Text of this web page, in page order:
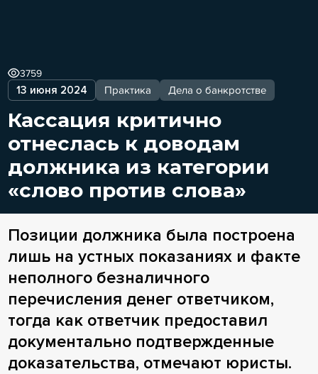
13 июня 2024 Практика Дела о банкротстве
3759
Кассация критично
отнеслась к доводам
должника из категории
«слово против слова»
Позиции должника была построена
лишь на устных показаниях и факте
неполного безналичного
перечисления денег ответчиком,
тогда как ответчик предоставил
документально подтвержденные
доказательства, отмечают юристы.